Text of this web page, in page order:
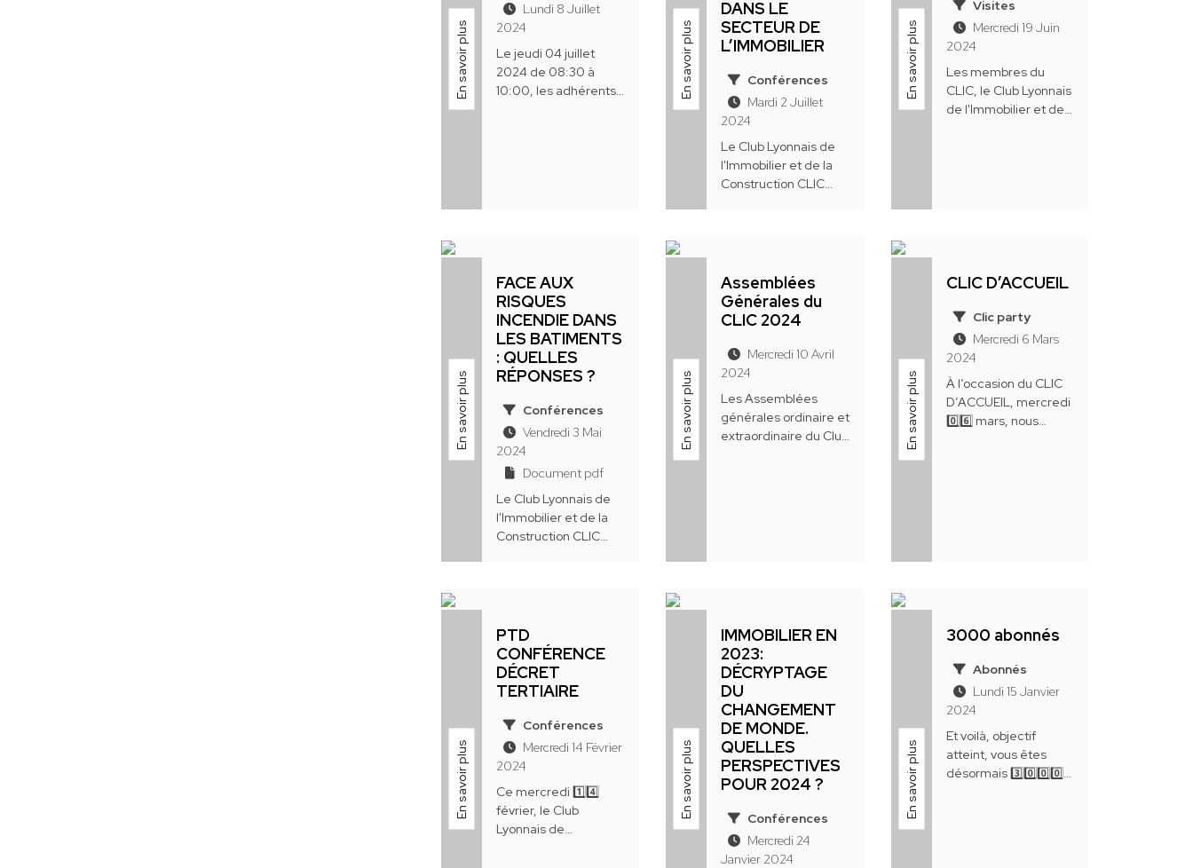
En savoir plus
Lundi 8 Juillet
2024
Le jeudi 04 juillet
2024 de 08:30 à
10:00, les adhérents
En savoir plus
DANS LE
SECTEUR DE
L’IMMOBILIER
Conférences
Mardi 2 Juillet
2024
Le Club Lyonnais de
l'Immobilier et de la
Construction CLIC
...
En savoir plus
Visites
Mercredi 19 Juin
2024
Les membres du
CLIC, le Club Lyonnais
de l'Immobilier et de
En savoir plus
FACE AUX
RISQUES
INCENDIE DANS
LES BATIMENTS
: QUELLES
RÉPONSES ?
Conférences
Vendredi 3 Mai
2024
Document pdf
Le Club Lyonnais de
l'Immobilier et de la
Construction CLIC
matin...
En savoir plus
Assemblées
Générales du
CLIC 2024
Mercredi 10 Avril
2024
Les Assemblées
générales ordinaire et
extraordinaire du Club
En savoir plus
CLIC D’ACCUEIL
Clic party
Mercredi 6 Mars
2024
À l’occasion du CLIC
D’ACCUEIL, mercredi
0️⃣6️⃣ mars, nous
En savoir plus
PTD
CONFÉRENCE
DÉCRET
TERTIAIRE
Conférences
Mercredi 14 Février
2024
Ce mercredi 1️⃣4️⃣
février, le Club
Lyonnais de
En savoir plus
IMMOBILIER EN
2023:
DÉCRYPTAGE
DU
CHANGEMENT
DE MONDE.
QUELLES
PERSPECTIVES
POUR 2024 ?
Conférences
Mercredi 24
Janvier 2024
En savoir plus
3000 abonnés
Abonnés
Lundi 15 Janvier
2024
Et voilà, objectif
atteint, vous êtes
désormais 3️⃣0️⃣0️⃣0️⃣